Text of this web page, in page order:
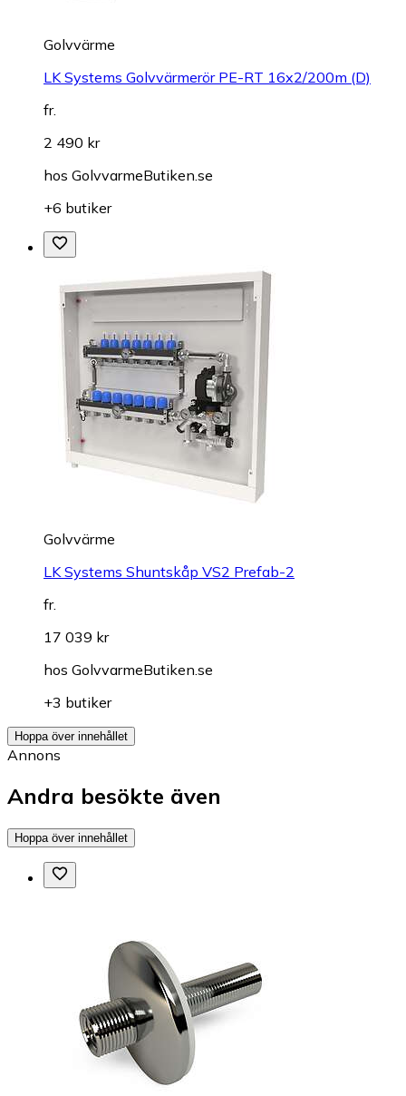
Golvvärme
LK Systems Golvvärmerör PE-RT 16x2/200m (D)
fr.
2 490 kr
hos GolvvarmeButiken.se
+6 butiker
Golvvärme
LK Systems Shuntskåp VS2 Prefab-2
fr.
17 039 kr
hos GolvvarmeButiken.se
+3 butiker
Hoppa över innehållet
Annons
Andra besökte även
Hoppa över innehållet